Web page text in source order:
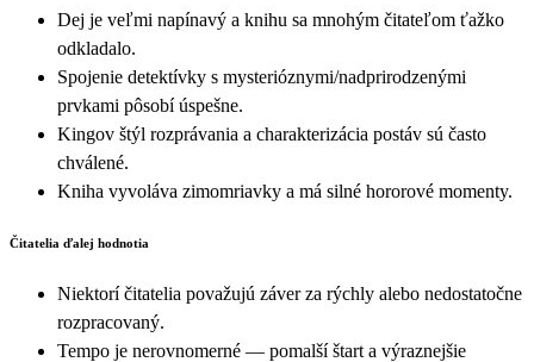
Dej je veľmi napínavý a knihu sa mnohým čitateľom ťažko
odkladalo.
Spojenie detektívky s mysterióznymi/nadprirodzenými
prvkami pôsobí úspešne.
Kingov štýl rozprávania a charakterizácia postáv sú často
chválené.
Kniha vyvoláva zimomriavky a má silné hororové momenty.
Čitatelia ďalej hodnotia
Niektorí čitatelia považujú záver za rýchly alebo nedostatočne
rozpracovaný.
Tempo je nerovnomerné — pomalší štart a výraznejšie